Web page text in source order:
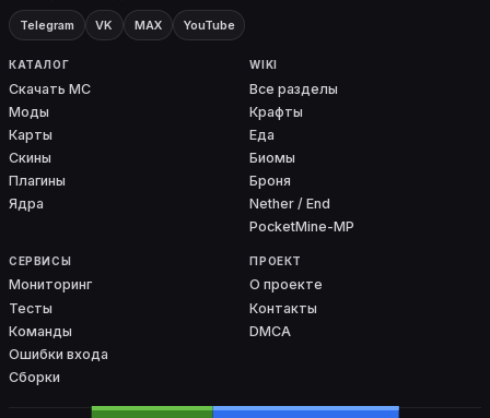
Telegram VK MAX YouTube
КАТАЛОГ
Скачать MC
Моды
Карты
Скины
Плагины
Ядра
WIKI
Все разделы
Крафты
Еда
Биомы
Броня
Nether / End
PocketMine-MP
СЕРВИСЫ
Мониторинг
Тесты
Команды
Ошибки входа
Сборки
ПРОЕКТ
О проекте
Контакты
DMCA